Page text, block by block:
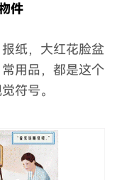
件
纸，大红花脸盆
用品，都是这个
符号。